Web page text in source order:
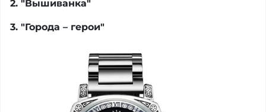
2. "Вышиванка"
3. "Города – герои"